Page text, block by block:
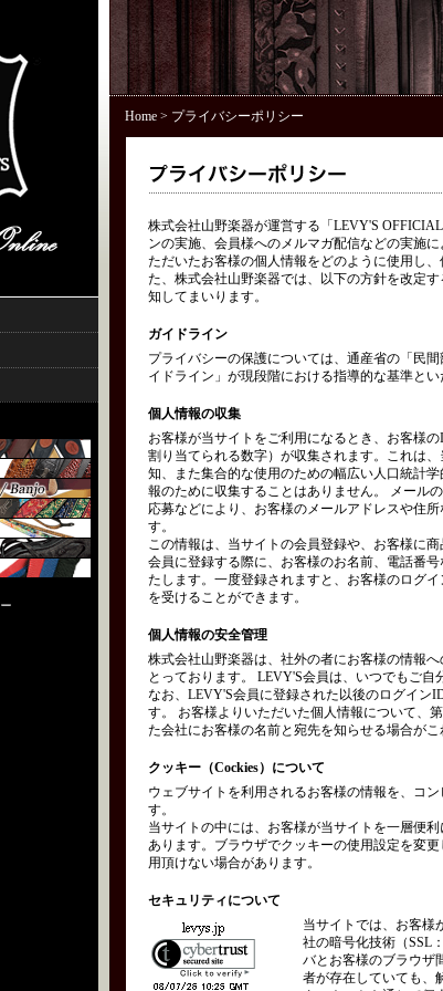
Home> プライバシーポリシー
株式会社山野楽器が運営する「LEVY'S
ンの実施、会員様へのメルマガ配信などの実施
ただいたお客様の個人情報をどのように使用し
た、株式会社山野楽器では、以下の方針を改定
知してまいります。
ガイドライン
プライバシーの保護については、通産省の「民
イドライン」が現段階における指導的な基準とい
個人情報の収集
お客様が当サイトをご利用になるとき、お客様
割り当てられる数字）が収集されます。これは
知、また集合的な使用のための幅広い人口統計
報のために収集することはありません。 メール
応募などにより、お客様のメールアドレスや住
す。
この情報は、当サイトの会員登録や、お客様に
会員に登録する際に、お客様のお名前、電話番
たします。一度登録されますと、お客様のログ
を受けることができます。
個人情報の安全管理
株式会社山野楽器は、社外の者にお客様の情報
とっております。 LEVY'S会員は、いつでもご自
なお、LEVY'S会員に登録された以後のログイン
す。 お客様よりいただいた個人情報について、
た会社にお客様の名前と宛先を知らせる場合がこ
クッキー（Cockies）について
ウェブサイトを利用されるお客様の情報を、コ
す。
当サイトの中には、お客様が当サイトを一層便
あります。ブラウザでクッキーの使用設定を変
用頂けない場合があります。
セキュリティについて
当サイトでは、お客様
社の暗号化技術（SSL
バとお客様のブラウザ
者が存在していても、